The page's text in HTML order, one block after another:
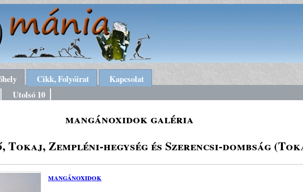
Cikk, Folyóirat
Kapcsolat
Utolsó 10
mangánoxidok galéria
Zempléni-hegység és Szerencsi-dombság
mangánoxidok